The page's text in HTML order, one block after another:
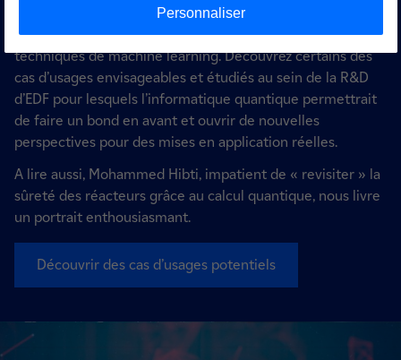
sûreté nucléaire, affiner la simulation des matériaux,
imposer de nouveaux capteurs et améliorer les
techniques de machine learning. Découvrez certains des
cas d’usages envisageables et étudiés au sein de la R&D
d’EDF pour lesquels l’informatique quantique permettrait
de faire un bond en avant et ouvrir de nouvelles
perspectives pour des mises en application réelles.
A lire aussi, Mohammed Hibti, impatient de « revisiter » la
sûreté des réacteurs grâce au calcul quantique, nous livre
un portrait enthousiasmant.
Découvrir des cas d’usages potentiels
Personnaliser